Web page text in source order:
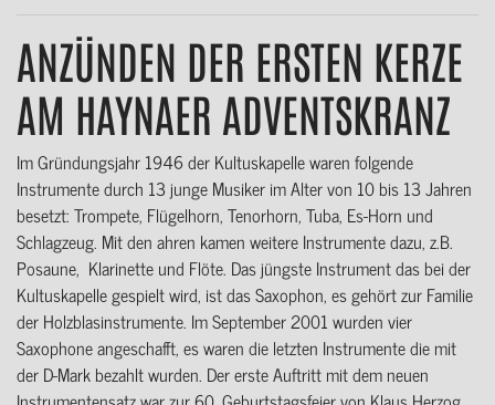
ANZÜNDEN DER ERSTEN KERZE
AM HAYNAER ADVENTSKRANZ
Im Gründungsjahr 1946 der Kultuskapelle waren folgende
Instrumente durch 13 junge Musiker im Alter von 10 bis 13 Jahren
besetzt: Trompete, Flügelhorn, Tenorhorn, Tuba, Es-Horn und
Schlagzeug. Mit den ahren kamen weitere Instrumente dazu, z.B.
Posaune, Klarinette und Flöte. Das jüngste Instrument das bei der
Kultuskapelle gespielt wird, ist das Saxophon, es gehört zur Familie
der Holzblasinstrumente. Im September 2001 wurden vier
Saxophone angeschafft, es waren die letzten Instrumente die mit
der D-Mark bezahlt wurden. Der erste Auftritt mit dem neuen